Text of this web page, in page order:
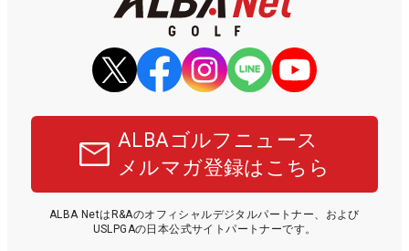
ALBAゴルフニュース
メルマガ登録はこちら
ALBA NetはR&Aのオフィシャルデジタルパートナー、および
USLPGAの日本公式サイトパートナーです。